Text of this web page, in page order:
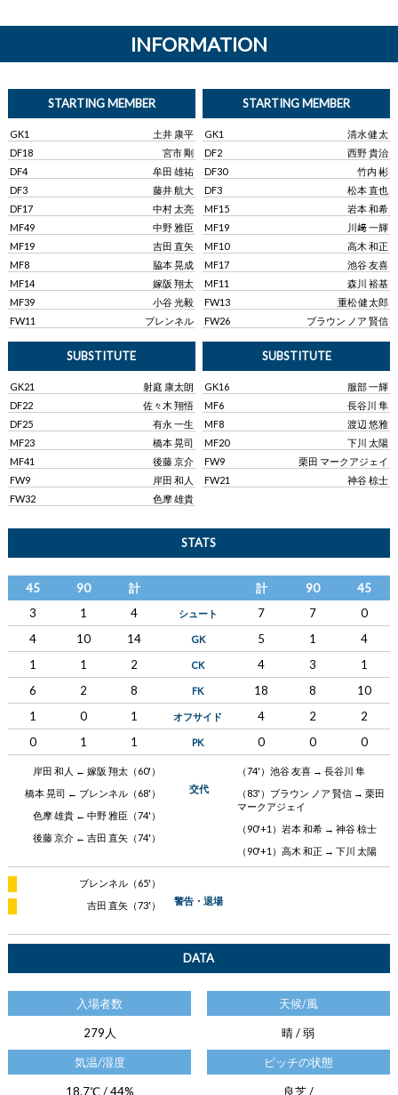
INFORMATION
STARTING MEMBER
GK1
土井 康平
DF18
宮市 剛
DF4
牟田 雄祐
DF3
藤井 航大
DF17
中村 太亮
MF49
中野 雅臣
MF19
吉田 直矢
MF8
脇本 晃成
MF14
嫁阪 翔太
MF39
小谷 光毅
FW11
ブレンネル
STARTING MEMBER
GK1
清水 健太
DF2
西野 貴治
DF30
竹内 彬
DF3
松本 直也
MF15
岩本 和希
MF19
川﨑 一輝
MF10
高木 和正
MF17
池谷 友喜
MF11
森川 裕基
FW13
重松 健太郎
FW26
ブラウン ノア 賢信
SUBSTITUTE
GK21
射庭 康太朗
DF22
佐々木 翔悟
DF25
有永 一生
MF23
橋本 晃司
MF41
後藤 京介
FW9
岸田 和人
FW32
色摩 雄貴
SUBSTITUTE
GK16
服部 一輝
MF6
長谷川 隼
MF8
渡辺 悠雅
MF20
下川 太陽
FW9
栗田 マークアジェイ
FW21
神谷 椋士
STATS
45 90 計 計 90
45
3
1 4 シュート 7 7
0
4
10 14 GK 5 1
4
1
1 2 CK 4 3
1
6
2 8 FK 18 8
10
1
0 1 オフサイド 4 2
2
0
1 1 PK 0 0 0
交代
岸田 和人 ← 嫁阪 翔太（60'）
橋本 晃司 ← ブレンネル（68'）
色摩 雄貴 ← 中野 雅臣（74'）
後藤 京介 ← 吉田 直矢（74'）
（74'）池谷 友喜 → 長谷川 隼
（83'）ブラウン ノア 賢信 → 栗田
マークアジェイ
（90'+1）岩本 和希 → 神谷 椋士
（90'+1）高木 和正 → 下川 太陽
警告・退場
ブレンネル（65'）
吉田 直矢（73'）
DATA
入場者数
279人
天候/風
晴 / 弱
気温/湿度
18.7℃ / 44%
ピッチの状態
良芝 /